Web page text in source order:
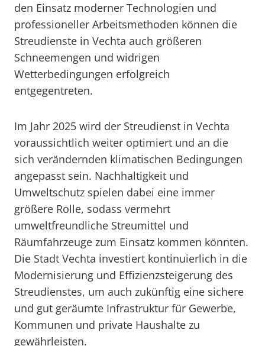
den Einsatz moderner Technologien und
professioneller Arbeitsmethoden können die
Streudienste in Vechta auch größeren
Schneemengen und widrigen
Wetterbedingungen erfolgreich
entgegentreten.
Im Jahr 2025 wird der Streudienst in Vechta
voraussichtlich weiter optimiert und an die
sich verändernden klimatischen Bedingungen
angepasst sein. Nachhaltigkeit und
Umweltschutz spielen dabei eine immer
größere Rolle, sodass vermehrt
umweltfreundliche Streumittel und
Räumfahrzeuge zum Einsatz kommen könnten.
Die Stadt Vechta investiert kontinuierlich in die
Modernisierung und Effizienzsteigerung des
Streudienstes, um auch zukünftig eine sichere
und gut geräumte Infrastruktur für Gewerbe,
Kommunen und private Haushalte zu
gewährleisten.